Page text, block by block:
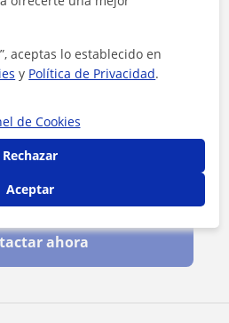
aviso legal
ahora
aceptas lo establecido en
y Política de Privacidad.
de Cookies
Rechazar
Aceptar